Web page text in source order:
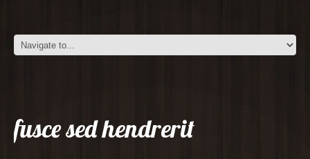
fusce sed hendrerit